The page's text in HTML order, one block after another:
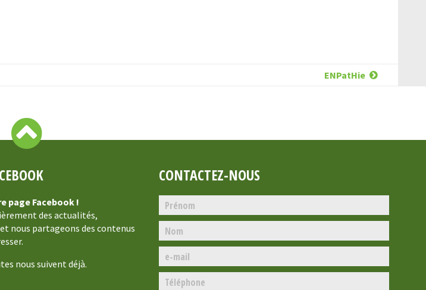
ENPatHie
page Facebook !
des actualités,
nous partageons des contenus
nous suivent déjà.
CONTACTEZ-NOUS